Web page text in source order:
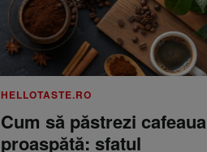
HELLOTASTE.RO
Cum să păstrezi cafeaua
proaspătă: sfatul